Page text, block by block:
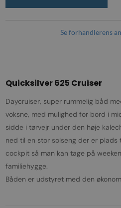
Se forhandlerens
Quicksilver 625 Cruiser
Daycruiser, super rummelig båd
voksne, med mulighed for bord i
sidde i tørvejr under den høje
ned til en stor solseng der er plads
cockpit så man kan tage på
familiehygge.
Båden er udstyret med den